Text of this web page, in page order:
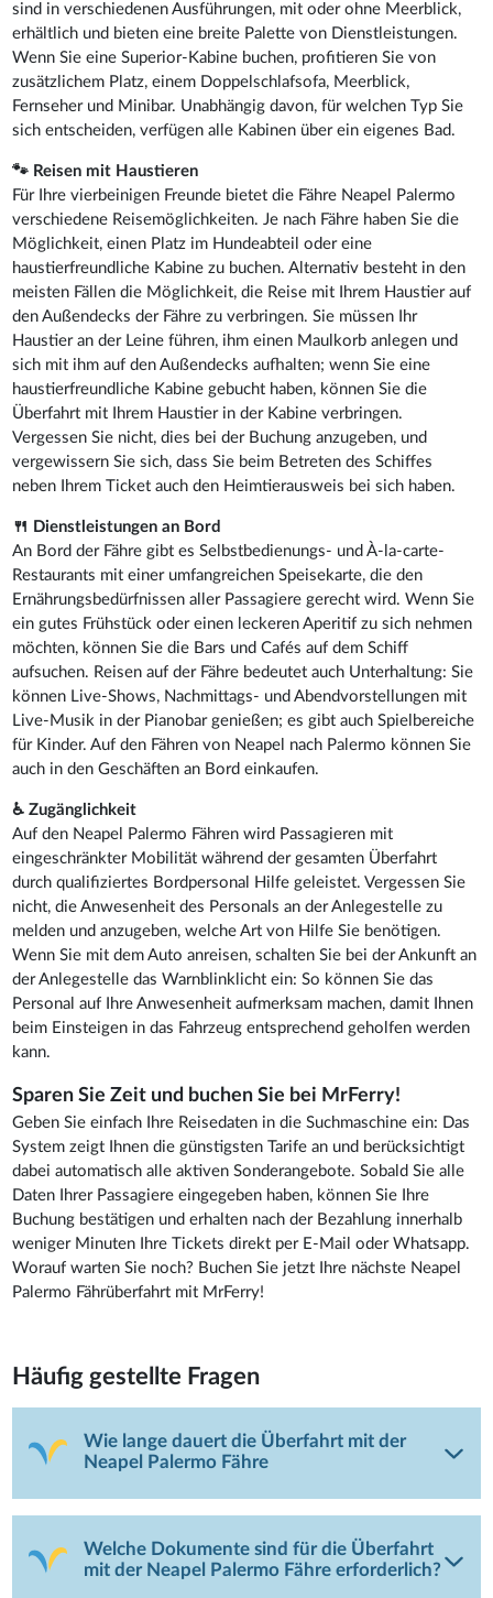
sind in verschiedenen Ausführungen, mit oder ohne Meerblick,
erhältlich und bieten eine breite Palette von Dienstleistungen.
Wenn Sie eine Superior-Kabine buchen, profitieren Sie von
zusätzlichem Platz, einem Doppelschlafsofa, Meerblick,
Fernseher und Minibar. Unabhängig davon, für welchen Typ Sie
sich entscheiden, verfügen alle Kabinen über ein eigenes Bad.
🐾 Reisen mit Haustieren
Für Ihre vierbeinigen Freunde bietet die Fähre Neapel Palermo
verschiedene Reisemöglichkeiten. Je nach Fähre haben Sie die
Möglichkeit, einen Platz im Hundeabteil oder eine
haustierfreundliche Kabine zu buchen. Alternativ besteht in den
meisten Fällen die Möglichkeit, die Reise mit Ihrem Haustier auf
den Außendecks der Fähre zu verbringen. Sie müssen Ihr
Haustier an der Leine führen, ihm einen Maulkorb anlegen und
sich mit ihm auf den Außendecks aufhalten; wenn Sie eine
haustierfreundliche Kabine gebucht haben, können Sie die
Überfahrt mit Ihrem Haustier in der Kabine verbringen.
Vergessen Sie nicht, dies bei der Buchung anzugeben, und
vergewissern Sie sich, dass Sie beim Betreten des Schiffes
neben Ihrem Ticket auch den Heimtierausweis bei sich haben.
🍴 Dienstleistungen an Bord
An Bord der Fähre gibt es Selbstbedienungs- und À-la-carte-
Restaurants mit einer umfangreichen Speisekarte, die den
Ernährungsbedürfnissen aller Passagiere gerecht wird. Wenn Sie
ein gutes Frühstück oder einen leckeren Aperitif zu sich nehmen
möchten, können Sie die Bars und Cafés auf dem Schiff
aufsuchen. Reisen auf der Fähre bedeutet auch Unterhaltung: Sie
können Live-Shows, Nachmittags- und Abendvorstellungen mit
Live-Musik in der Pianobar genießen; es gibt auch Spielbereiche
für Kinder. Auf den Fähren von Neapel nach Palermo können Sie
auch in den Geschäften an Bord einkaufen.
♿ Zugänglichkeit
Auf den Neapel Palermo Fähren wird Passagieren mit
eingeschränkter Mobilität während der gesamten Überfahrt
durch qualifiziertes Bordpersonal Hilfe geleistet. Vergessen Sie
nicht, die Anwesenheit des Personals an der Anlegestelle zu
melden und anzugeben, welche Art von Hilfe Sie benötigen.
Wenn Sie mit dem Auto anreisen, schalten Sie bei der Ankunft an
der Anlegestelle das Warnblinklicht ein: So können Sie das
Personal auf Ihre Anwesenheit aufmerksam machen, damit Ihnen
beim Einsteigen in das Fahrzeug entsprechend geholfen werden
kann.
Sparen Sie Zeit und buchen Sie bei MrFerry!
Geben Sie einfach Ihre Reisedaten in die Suchmaschine ein: Das
System zeigt Ihnen die günstigsten Tarife an und berücksichtigt
dabei automatisch alle aktiven Sonderangebote. Sobald Sie alle
Daten Ihrer Passagiere eingegeben haben, können Sie Ihre
Buchung bestätigen und erhalten nach der Bezahlung innerhalb
weniger Minuten Ihre Tickets direkt per E-Mail oder Whatsapp.
Worauf warten Sie noch? Buchen Sie jetzt Ihre nächste Neapel
Palermo Fährüberfahrt mit MrFerry!
Häufig gestellte Fragen
Wie lange dauert die Überfahrt mit der
Neapel Palermo Fähre
Welche Dokumente sind für die Überfahrt
mit der Neapel Palermo Fähre erforderlich?